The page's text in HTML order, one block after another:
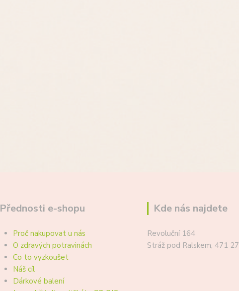
Přednosti e-shopu
Proč nakupovat u nás
O zdravých potravinách
Co to vyzkoušet
Náš cíl
Dárkové balení
Kde nás najdete
Revoluční 164
Stráž pod Ralskem, 471 27